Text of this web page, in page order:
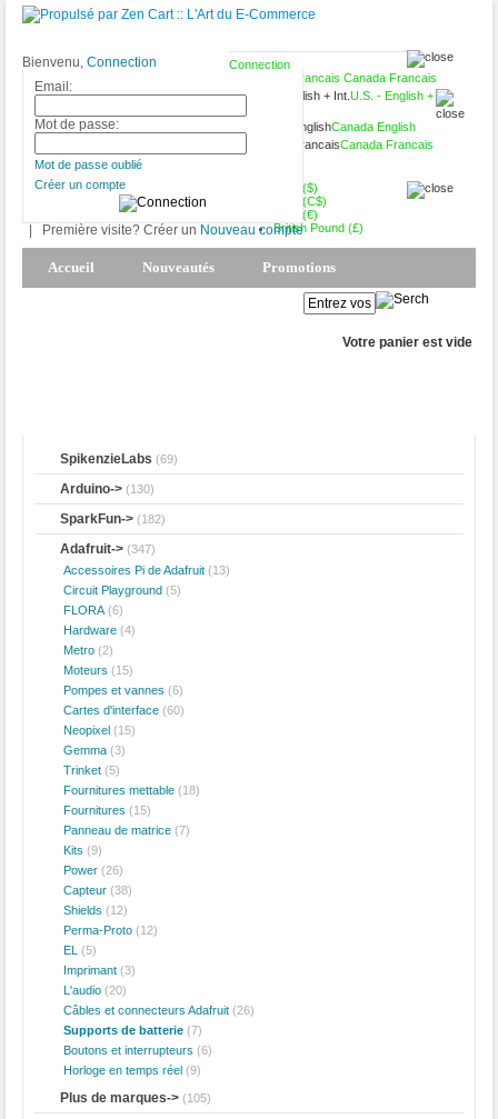
Connection
Canada Francais
U.S. - English +
Int.
Canada English
Canada Francais
USD ($)
CAD (C$)
Euro (€)
British Pound (£)
Bienvenu, Connection
Email:
Mot de passe:
Mot de passe oublié
Créer un compte
Première visite? Créer un Nouveau compte
Accueil Nouveautés Promotions
Votre panier est vide
SpikenzieLabs (69)
Arduino-> (130)
SparkFun-> (182)
Adafruit-> (347)
Accessoires Pi de Adafruit (13)
Circuit Playground (5)
FLORA (6)
Hardware (4)
Metro (2)
Moteurs (15)
Pompes et vannes (6)
Cartes d'interface (60)
Neopixel (15)
Gemma (3)
Trinket (5)
Fournitures mettable (18)
Fournitures (15)
Panneau de matrice (7)
Kits (9)
Power (26)
Capteur (38)
Shields (12)
Perma-Proto (12)
EL
(5)
Imprimant (3)
L'audio (20)
Câbles et connecteurs Adafruit (26)
Supports de batterie (7)
Boutons et interrupteurs (6)
Horloge en temps réel (9)
Plus de marques-> (105)